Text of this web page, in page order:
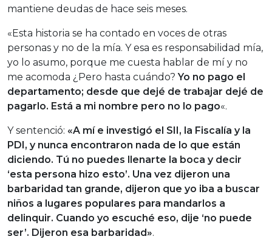
mantiene deudas de hace seis meses.
«Esta historia se ha contado en voces de otras
personas y no de la mía. Y esa es responsabilidad mía,
yo lo asumo, porque me cuesta hablar de mí y no
me acomoda ¿Pero hasta cuándo? Yo no pago el
departamento; desde que dejé de trabajar dejé de
pagarlo. Está a mi nombre pero no lo pago«.
Y sentenció: «A mí e investigó el SII, la Fiscalía y la
PDI, y nunca encontraron nada de lo que están
diciendo. Tú no puedes llenarte la boca y decir
‘esta persona hizo esto’. Una vez dijeron una
barbaridad tan grande, dijeron que yo iba a buscar
niños a lugares populares para mandarlos a
delinquir. Cuando yo escuché eso, dije ‘no puede
ser’. Dijeron esa barbaridad».